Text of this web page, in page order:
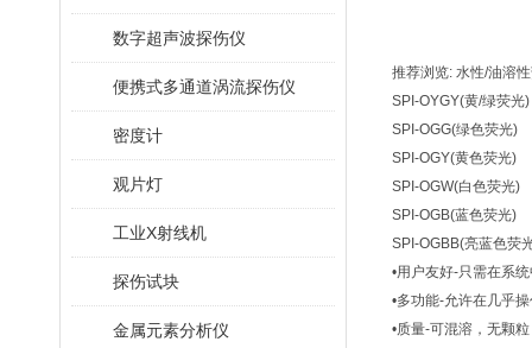
数字超声波探伤仪
便携式多通道涡流探伤仪
密度计
观片灯
工业X射线机
探伤试块
金属元素分析仪
推荐浏览: 水性/油溶
SPI-OYGY(黄/绿荧光)
SPI-OGG(绿色荧光)
SPI-OGY(黄色荧光)
SPI-OGW(白色荧光)
SPI-OGB(蓝色荧光)
SPI-OGBB(亮蓝色荧
•用户友好-只需在系
•多功能-允许在几乎
•质量-可混溶，无颗